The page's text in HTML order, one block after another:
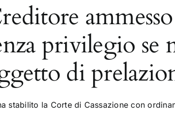
privilegio se
di
stabilito la Corte di Cassazione con